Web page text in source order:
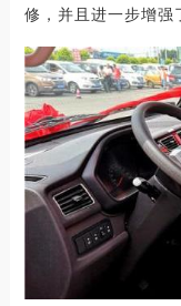
修，并且进一步增强